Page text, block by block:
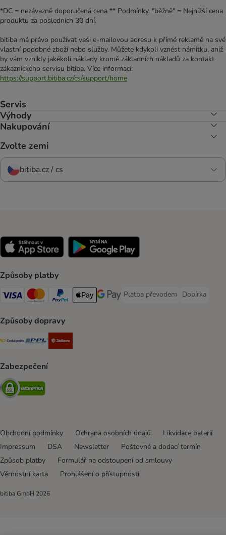
*DC = nezávazně doporučená cena ** Podmínky. "běžně" = Nejnižší cena
produktu za posledních 30 dní.
bitiba má právo používat vaši e-mailovou adresu k přímé reklamě na své
vlastní podobné zboží nebo služby. Můžete kdykoli vznést námitku, aniž
by vám vznikly jakékoli náklady kromě základních nákladů za kontakt
zákaznického servisu bitiba. Více informací:
https://support.bitiba.cz/cs/support/home
Servis
Výhody
Nakupování
Zvolte zemi
bitiba.cz / cs
Způsoby platby
Visa Payment Method
mastercard Payment Method
PayPal Payment Method
Apple pay Payment Method
Google Pay Payment Method
Platba převodem
Platba převodem Payment
Dobírka
Dobírka
Způsoby dopravy
Česká pošta Shipping Method
PPL Shipping Method
Zabezpečení
Security
Obchodní podmínky Ochrana osobních údajů
Likvidace baterií
Impressum
DSA Newsletter
Poštovné a dodací termín
Způsob platby
Formulář na odstoupení od smlouvy
Věrnostní karta
Prohlášení o přístupnosti
bitiba GmbH 2026